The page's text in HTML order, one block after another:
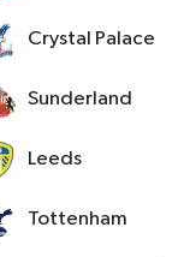
Crystal Palace
Sunderland
Leeds
Tottenham